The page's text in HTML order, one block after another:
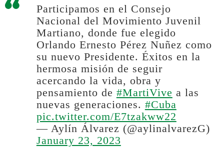
Participamos en el Consejo
Nacional del Movimiento Juvenil
Martiano, donde fue elegido
Orlando Ernesto Pérez Nuñez como
su nuevo Presidente. Éxitos en la
hermosa misión de seguir
acercando la vida, obra y
pensamiento de #MartiVive a las
nuevas generaciones. #Cuba
pic.twitter.com/E7tzakww22
— Aylín Álvarez (@aylinalvarezG)
January 23, 2023